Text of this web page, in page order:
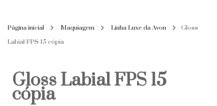
Página inicial Maquiagem Linha Luxe da Avon
Gloss
Labial FPS 15 cópia
Gloss Labial FPS 15
cópia